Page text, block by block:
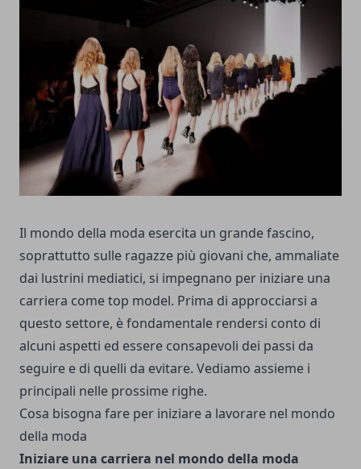
Il mondo della moda esercita un grande fascino,
soprattutto sulle ragazze più giovani che, ammaliate
dai lustrini mediatici, si impegnano per iniziare una
carriera come top model. Prima di approcciarsi a
questo settore, è fondamentale rendersi conto di
alcuni aspetti ed essere consapevoli dei passi da
seguire e di quelli da evitare. Vediamo assieme i
principali nelle prossime righe.
Cosa bisogna fare per iniziare a lavorare nel mondo
della moda
Iniziare una carriera nel mondo della moda